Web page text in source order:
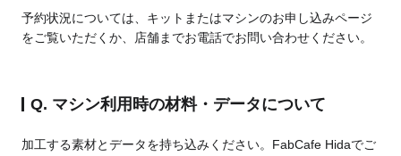
予約状況については、キットまたはマシンのお申し込みページ
をご覧いただくか、店舗までお電話でお問い合わせください。
Q. マシン利用時の材料・データについて
加工する素材とデータを持ち込みください。FabCafe Hidaでご